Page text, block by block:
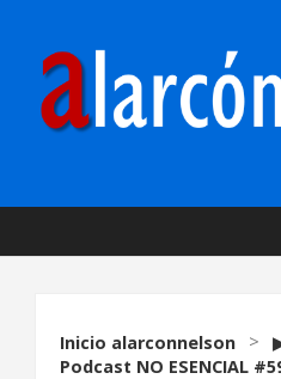
Inicio alarconnelson >
Podcast NO ESENCIAL